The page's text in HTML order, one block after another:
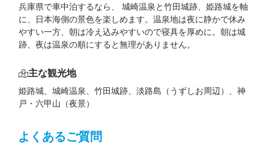
兵庫県で車中泊するなら、 城崎温泉と竹田城跡、姫路城を軸
に、日本海側の景色を楽しめます。温泉地は夜に静かで休み
やすい一方、朝は冷え込みやすいので寝具を厚めに。朝は城
跡、夜は温泉の順にすると無理がありません。
主な観光地
姫路城、城崎温泉、竹田城跡、淡路島（うずしお周辺）、神
戸・六甲山（夜景）
よくあるご質問